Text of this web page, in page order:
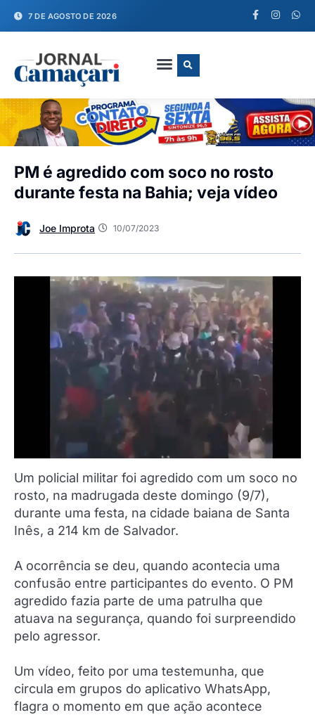
7 DE AGOSTO DE 2026
PM é agredido com soco no rosto
durante festa na Bahia; veja vídeo
Joe Improta 10/07/2023
Um policial militar foi agredido com um soco no
rosto, na madrugada deste domingo (9/7),
durante uma festa, na cidade baiana de Santa
Inês, a 214 km de Salvador.
A ocorrência se deu, quando acontecia uma
confusão entre participantes do evento. O PM
agredido fazia parte de uma patrulha que
atuava na segurança, quando foi surpreendido
pelo agressor.
Um vídeo, feito por uma testemunha, que
circula em grupos do aplicativo WhatsApp,
flagra o momento em que ação acontece